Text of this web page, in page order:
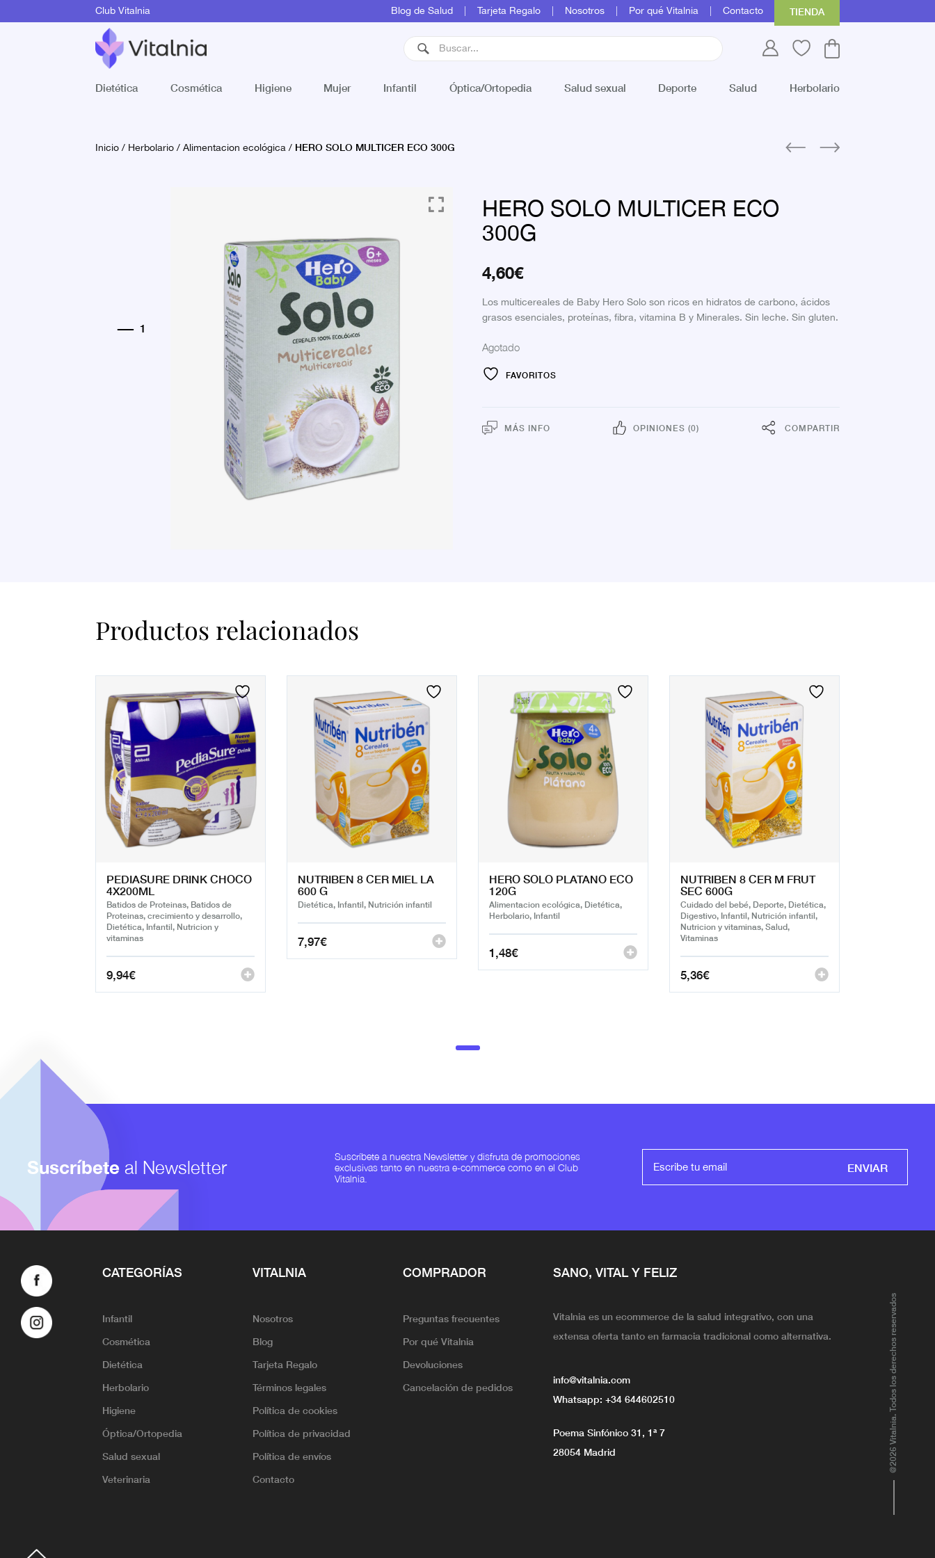
Club Vitalnia Blog de Salud Tarjeta Regalo Nosotros Por qué Vitalnia Contacto TIENDA
Dietética Cosmética Higiene Mujer Infantil Óptica/Ortopedia Salud sexual Deporte Salud Herbolario
Inicio/ Herbolario/Alimentacion ecológica/ HERO SOLO MULTICER ECO 300G
HERO SOLO MULTICER ECO
300G
4,60€
Los multicereales de Baby Hero Solo son ricos en hidratos de carbono, ácidos
grasos esenciales, proteínas, fibra, vitamina B y Minerales. Sin leche. Sin gluten.
Agotado
FAVORITOS
MÁS INFO OPINIONES (0) COMPARTIR
Productos relacionados
PEDIASURE DRINK CHOCO
4X200ML
Batidos de Proteinas, Batidos de
Proteinas, crecimiento y desarrollo,
Dietética, Infantil, Nutricion y
vitaminas
9,94€
NUTRIBEN 8 CER MIEL LA
600 G
Dietética, Infantil, Nutrición infantil
7,97€
HERO SOLO PLATANO ECO
120G
Alimentacion ecológica, Dietética,
Herbolario, Infantil
1,48€
NUTRIBEN 8 CER M FRUT
SEC 600G
Cuidado del bebé, Deporte, Dietética,
Digestivo, Infantil, Nutrición infantil,
Nutricion y vitaminas, Salud,
Vitaminas
5,36€
Suscríbete al Newsletter
Suscríbete a nuestra Newsletter y disfruta de promociones
exclusivas tanto en nuestra e-commerce como en el Club
Vitalnia.
ENVIAR
CATEGORÍAS
Infantil
Cosmética
Dietética
Herbolario
Higiene
Óptica/Ortopedia
Salud sexual
Veterinaria
VITALNIA
Nosotros
Blog
Tarjeta Regalo
Términos legales
Política de cookies
Política de privacidad
Política de envíos
Contacto
COMPRADOR
Preguntas frecuentes
Por qué Vitalnia
Devoluciones
Cancelación de pedidos
SANO, VITAL Y FELIZ
Vitalnia es un ecommerce de la salud integrativo, con una
extensa oferta tanto en farmacia tradicional como alternativa.
info@vitalnia.com
Whatsapp: +34 644602510
Poema Sinfónico 31, 1ª 7
28054 Madrid
@2026 Vitalnia. Todos los derechos reservados